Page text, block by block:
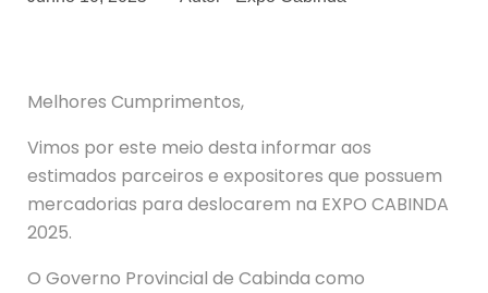
Melhores Cumprimentos,
Vimos por este meio desta informar aos
estimados parceiros e expositores que possuem
mercadorias para deslocarem na EXPO CABINDA
2025.
O Governo Provincial de Cabinda como